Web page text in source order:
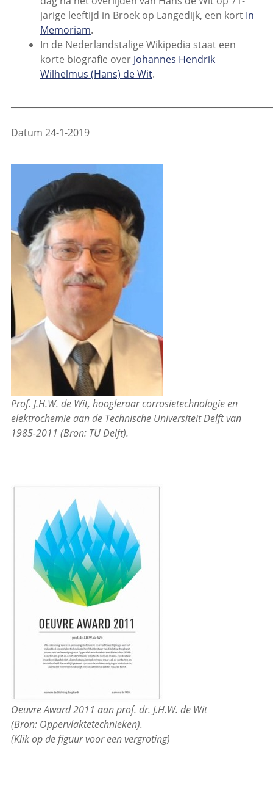
jarige leeftijd in Broek op Langedijk, een kort In
Memoriam.
In de Nederlandstalige Wikipedia staat een
korte biografie over Johannes Hendrik
Wilhelmus (Hans) de Wit.
Datum 24-1-2019
Prof. J.H.W. de Wit, hoogleraar corrosietechnologie en
elektrochemie aan de Technische Universiteit Delft van
1985-2011 (Bron: TU Delft).
Oeuvre Award 2011 aan prof. dr. J.H.W. de Wit
(Bron: Oppervlaktetechnieken).
(Klik op de figuur voor een vergroting)